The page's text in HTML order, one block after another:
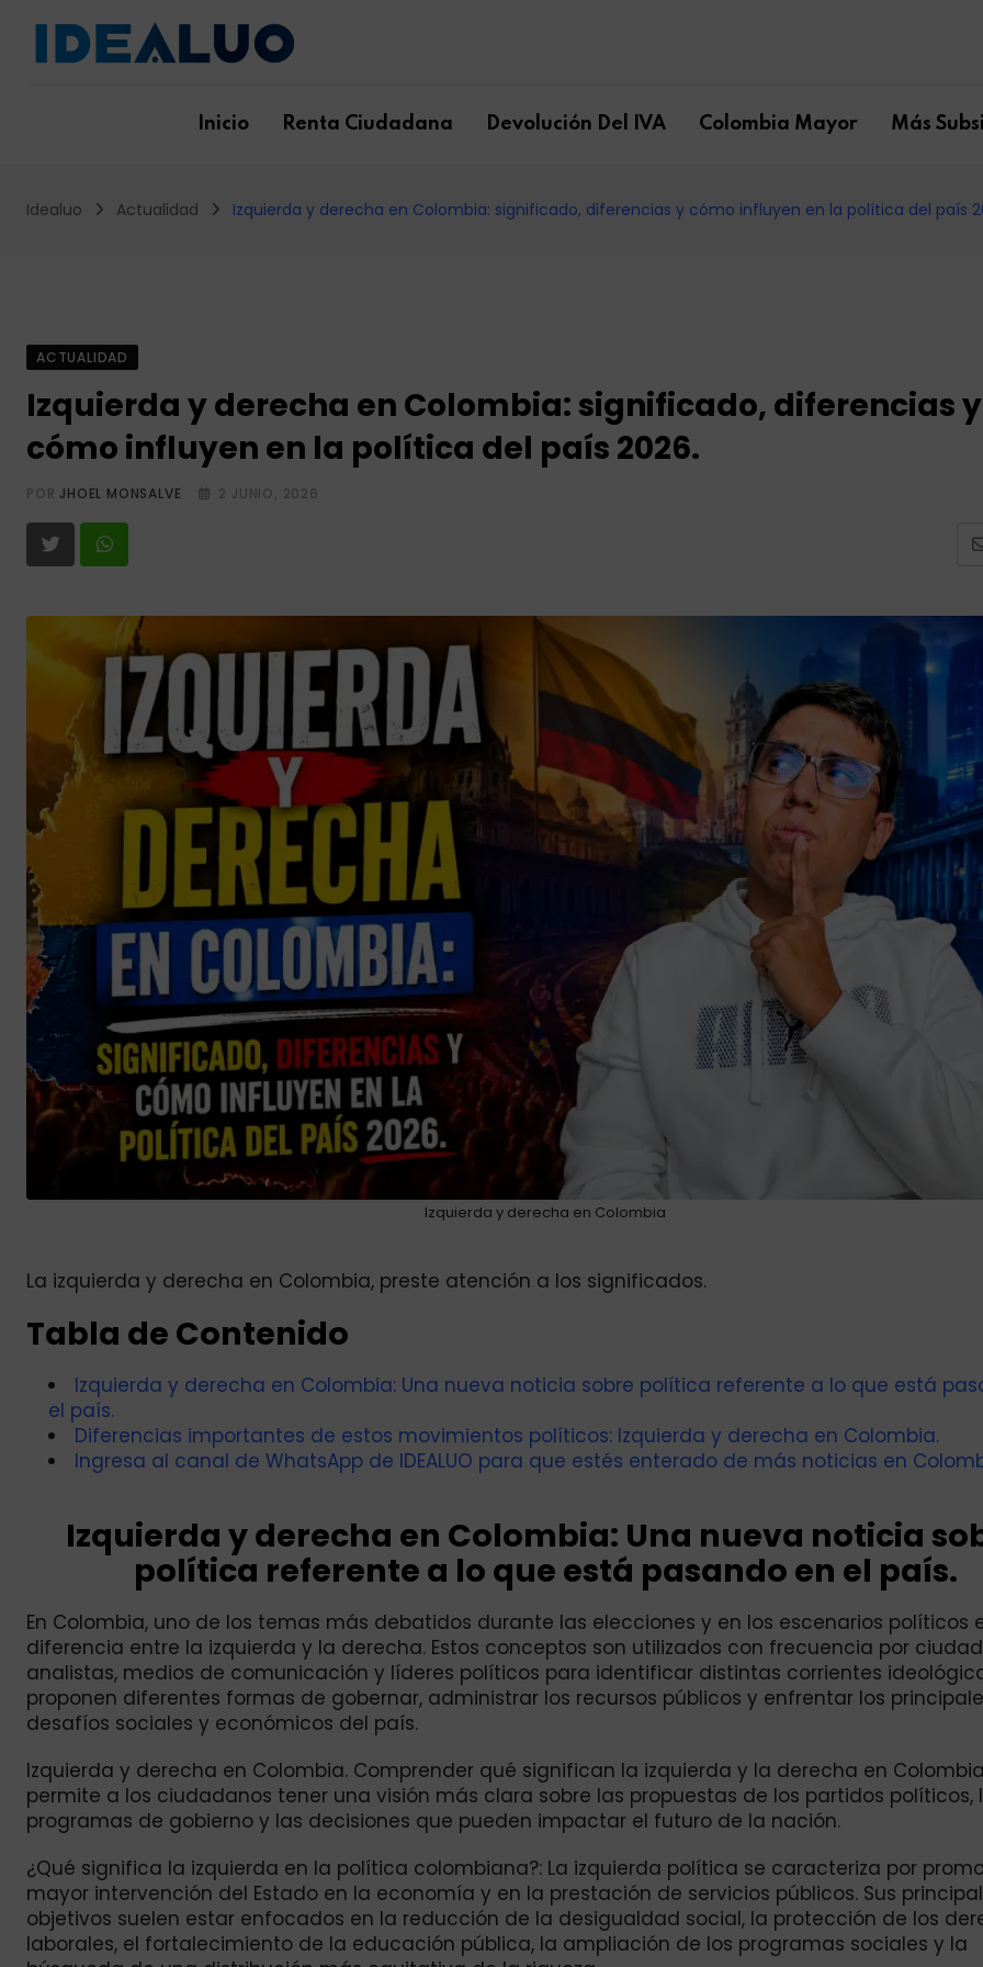
content
Inicio Renta Ciudadana Devolución Del IVA Colombia Mayor Más
Idealuo Actualidad Izquierda y derecha en Colombia: significado, diferencias y cómo influyen en la política del país
ACTUALIDAD
Izquierda y derecha en Colombia: significado, diferencias y
cómo influyen en la política del país 2026.
PORJHOEL MONSALVE 2 JUNIO, 2026
Izquierda y derecha en Colombia
La izquierda y derecha en Colombia, preste atención a los significados.
Tabla de Contenido
Izquierda y derecha en Colombia: Una nueva noticia sobre política referente a lo que está
el país.
Diferencias importantes de estos movimientos políticos: Izquierda y derecha en Colombia.
Ingresa al canal de WhatsApp de IDEALUO para que estés enterado de más noticias en
Izquierda y derecha en Colombia: Una nueva noticia
política referente a lo que está pasando en el país.
En Colombia, uno de los temas más debatidos durante las elecciones y en los escenarios políticos
diferencia entre la izquierda y la derecha. Estos conceptos son utilizados con frecuencia por
analistas, medios de comunicación y líderes políticos para identificar distintas corrientes
proponen diferentes formas de gobernar, administrar los recursos públicos y enfrentar los
desafíos sociales y económicos del país.
Izquierda y derecha en Colombia. Comprender qué significan la izquierda y la derecha en Colombia
permite a los ciudadanos tener una visión más clara sobre las propuestas de los partidos políticos,
programas de gobierno y las decisiones que pueden impactar el futuro de la nación.
¿Qué significa la izquierda en la política colombiana?: La izquierda política se caracteriza por
mayor intervención del Estado en la economía y en la prestación de servicios públicos. Sus
objetivos suelen estar enfocados en la reducción de la desigualdad social, la protección de los
laborales, el fortalecimiento de la educación pública, la ampliación de los programas sociales y la